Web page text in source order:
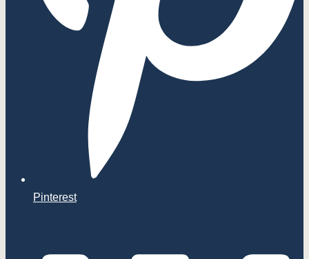
Pinterest